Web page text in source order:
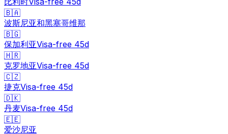
🇧🇦
波斯尼亚和黑塞哥维那
🇧🇬
保加利亚Visa-free 45d
🇭🇷
克罗地亚Visa-free 45d
🇨🇿
捷克Visa-free 45d
🇩🇰
丹麦Visa-free 45d
🇪🇪
爱沙尼亚